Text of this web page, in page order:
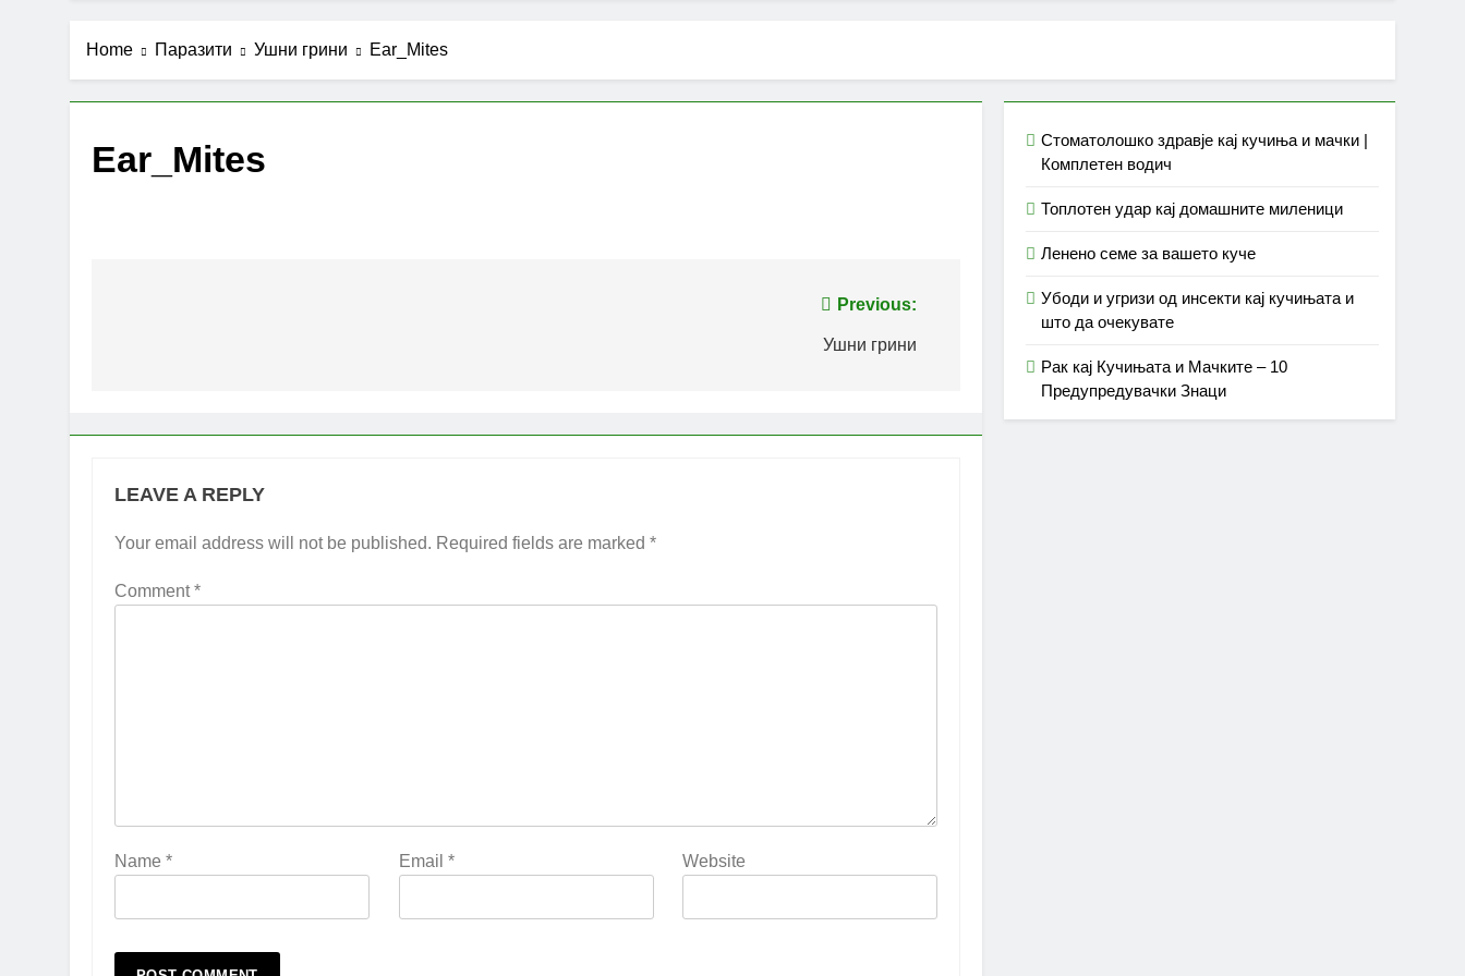
Home Паразити Ушни грини Ear_Mites
Ear_Mites
Previous:
Ушни грини
LEAVE A REPLY
Your email address will not be published. Required fields are marked *
Comment*
Name * Email * Website
Стоматолошко здравје кај кучиња и мачки |
Комплетен водич
Топлотен удар кај домашните миленици
Ленено семе за вашето куче
Убоди и угризи од инсекти кај кучињата и
што да очекувате
Рак кај Кучињата и Мачките – 10
Предупредувачки Знаци